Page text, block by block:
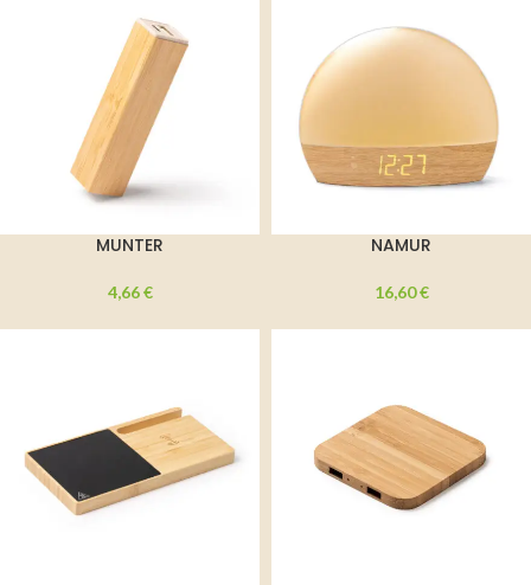
MUNTER
4,66€
NAMUR
16,60€